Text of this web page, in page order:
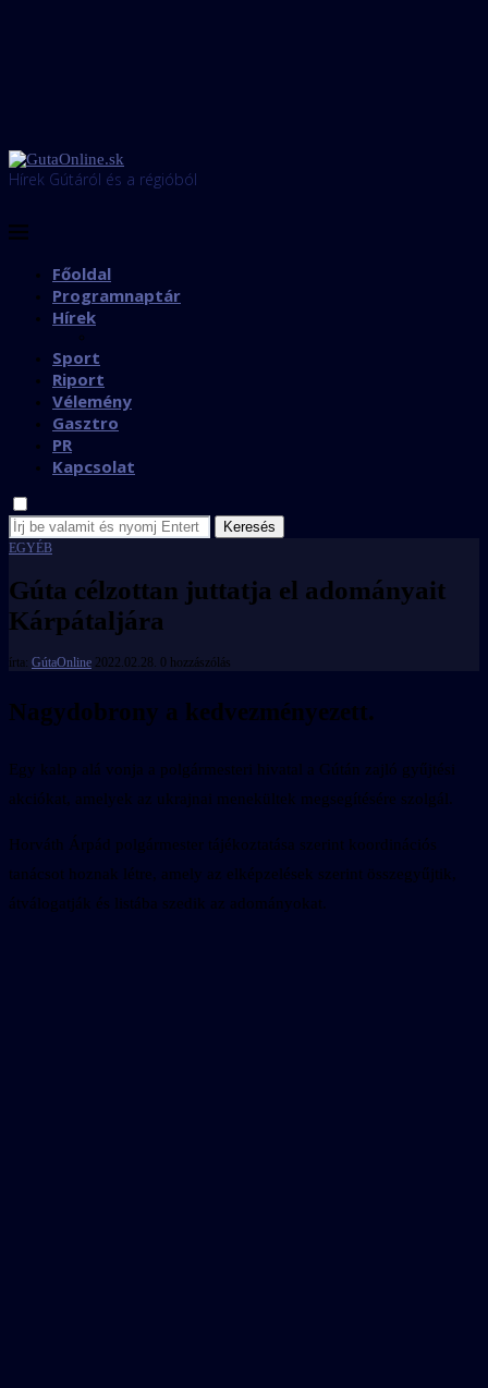
Hírek Gútáról és a régióból
Főoldal
Programnaptár
Hírek
Sport
Riport
Vélemény
Gasztro
PR
Kapcsolat
Keresés
EGYÉB
Gúta célzottan juttatja el adományait
Kárpátaljára
írta: GútaOnline 2022.02.28. 0 hozzászólás
Nagydobrony a kedvezményezett.
Egy kalap alá vonja a polgármesteri hivatal a Gútán zajló gyűjtési
akciókat, amelyek az ukrajnai menekültek megsegítésére szolgál.
Horváth Árpád polgármester tájékoztatása szerint koordinációs
tanácsot hoznak létre, amely az elképzelések szerint összegyűjtik,
átválogatják és listába szedik az adományokat.